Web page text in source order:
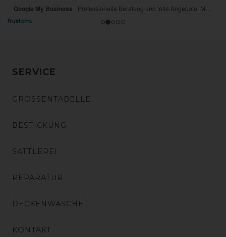
SERVICE
GRÖSSENTABELLE
BESTICKUNG
SATTLEREI
REPARATUR
DECKENWÄSCHE
KONTAKT